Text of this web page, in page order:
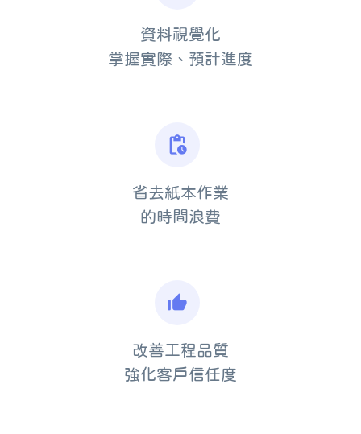
資料視覺化
掌握實際、預計進度
pending_actions
省去紙本作業
的時間浪費
thumb_up_alt
改善工程品質
強化客戶信任度